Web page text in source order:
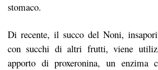
stomaco.
Di recente, il succo del Noni,
con succhi di altri frutti, viene
apporto di proxeronina, un enzima